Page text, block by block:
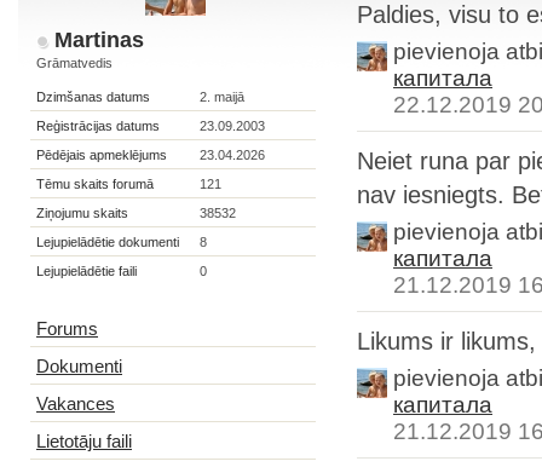
Martinas
Grāmatvedis
Dzimšanas datums
2. maijā
Reģistrācijas datums
23.09.2003
Pēdējais apmeklējums
23.04.2026
Tēmu skaits forumā
121
Ziņojumu skaits
38532
Lejupielādētie dokumenti
8
Lejupielādētie faili
0
Forums
Dokumenti
Vakances
Lietotāju faili
Paldies, visu to
pievienoja
капитала
22.12.2019
Neiet runa par
nav iesniegts.
pievienoja
капитала
21.12.2019
Likums ir
pievienoja
капитала
21.12.2019